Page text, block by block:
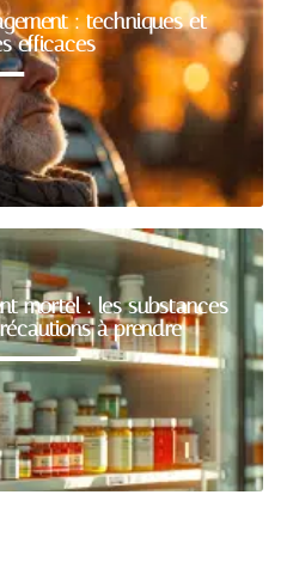
: techniques et
efficaces
mortel : les substances
à prendre